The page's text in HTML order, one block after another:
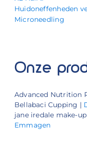
Huidoneffenheden
Microneedling
Onze
Advanced Nutrition
Bellabaci Cupping |
jane iredale make-
Emmagen